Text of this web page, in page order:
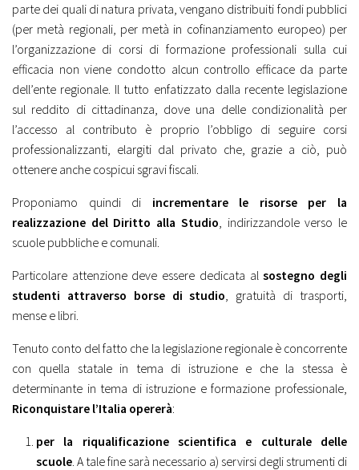
parte dei quali di natura privata, vengano distribuiti fondi pubblici
(per metà regionali, per metà in cofinanziamento europeo) per
l’organizzazione di corsi di formazione professionali sulla cui
efficacia non viene condotto alcun controllo efficace da parte
dell’ente regionale. Il tutto enfatizzato dalla recente legislazione
sul reddito di cittadinanza, dove una delle condizionalità per
l’accesso al contributo è proprio l’obbligo di seguire corsi
professionalizzanti, elargiti dal privato che, grazie a ciò, può
ottenere anche cospicui sgravi fiscali.
Proponiamo quindi di incrementare le risorse per la
realizzazione del Diritto alla Studio, indirizzandole verso le
scuole pubbliche e comunali.
Particolare attenzione deve essere dedicata alsostegno degli
studenti attraverso borse di studio , gratuità di trasporti,
mense e libri.
Tenuto conto del fatto che la legislazione regionale è concorrente
con quella statale in tema di istruzione e che la stessa è
determinante in tema di istruzione e formazione professionale,
Riconquistare l’Italia opererà:
per la riqualificazione scientifica e culturale delle
scuole . A tale fine sarà necessario a) servirsi degli strumenti di